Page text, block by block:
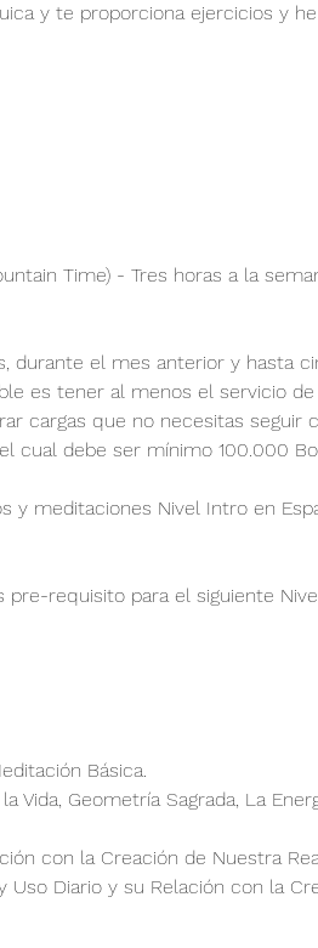
y te proporciona ejercicios y
Time) - Tres horas a la
durante el mes anterior y hasta
es tener al menos el servicio de
cargas que no necesitas seguir
cual debe ser mínimo 100.000
y meditaciones Nivel Intro en
requisito para el siguiente
Básica.
Vida, Geometría Sagrada, La
con la Creación de Nuestra
Uso Diario y su Relación con la